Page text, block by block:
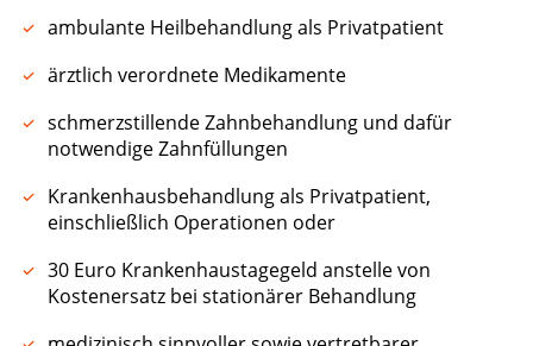
ambulante Heilbehandlung als Privatpatient
ärztlich verordnete Medikamente
schmerzstillende Zahnbehandlung und dafür
notwendige Zahnfüllungen
Krankenhausbehandlung als Privatpatient,
einschließlich Operationen oder
30 Euro Krankenhaustagegeld anstelle von
Kostenersatz bei stationärer Behandlung